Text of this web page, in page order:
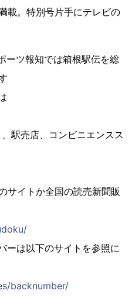
載。特別号片手にテレビの
ツ報知では箱根駅伝を総
駅売店、コンビニエンスス
サイトか全国の読売新聞販
ーは以下のサイトを参照に
backnumber/